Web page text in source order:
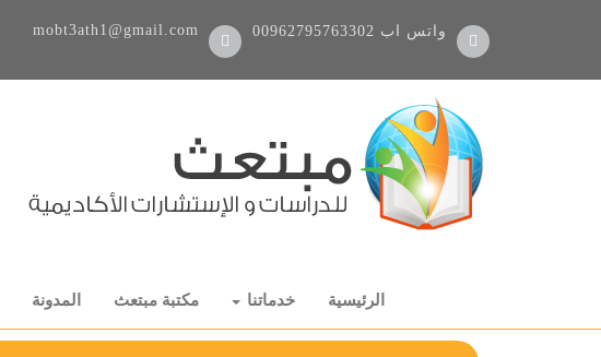
00962795763302 واتس اب mobt3ath1@gmail.com
الرئيسية خدماتنا مكتبة مبتعث المدونة